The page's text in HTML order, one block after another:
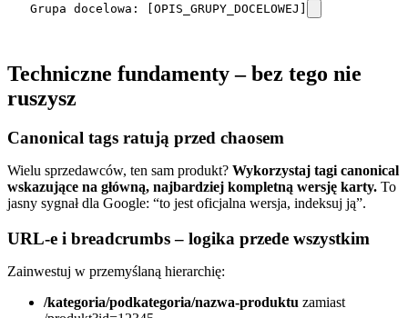
Grupa docelowa: [OPIS_GRUPY_DOCELOWEJ]
Techniczne fundamenty – bez tego nie
ruszysz
Canonical tags ratują przed chaosem
Wielu sprzedawców, ten sam produkt? Wykorzystaj tagi canonical
wskazujące na główną, najbardziej kompletną wersję karty. To
jasny sygnał dla Google: “to jest oficjalna wersja, indeksuj ją”.
URL-e i breadcrumbs – logika przede wszystkim
Zainwestuj w przemyślaną hierarchię:
/kategoria/podkategoria/nazwa-produktu zamiast